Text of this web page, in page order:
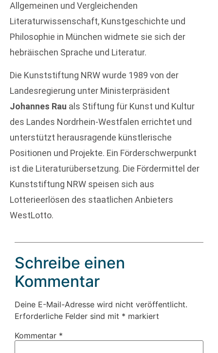
Allgemeinen und Vergleichenden
Literaturwissenschaft, Kunstgeschichte und
Philosophie in München widmete sie sich der
hebräischen Sprache und Literatur.
Die Kunststiftung NRW wurde 1989 von der
Landesregierung unter Ministerpräsident
Johannes Rau als Stiftung für Kunst und Kultur
des Landes Nordrhein-Westfalen errichtet und
unterstützt herausragende künstlerische
Positionen und Projekte. Ein Förderschwerpunkt
ist die Literaturübersetzung. Die Fördermittel der
Kunststiftung NRW speisen sich aus
Lotterieerlösen des staatlichen Anbieters
WestLotto.
Schreibe einen
Kommentar
Deine E-Mail-Adresse wird nicht veröffentlicht.
Erforderliche Felder sind mit * markiert
Kommentar *